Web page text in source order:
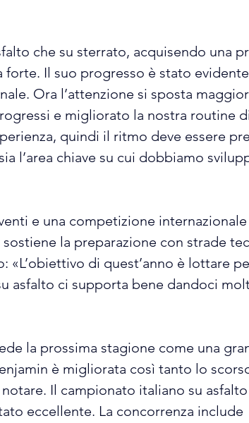
che su sterrato, acquisendo una
Il suo progresso è stato
Ora l’attenzione si sposta
e migliorato la nostra routine
quindi il ritmo deve essere
l’area chiave su cui dobbiamo
e una competizione
la preparazione con strade
di quest’anno è lottare
asfalto ci supporta bene dandoci
la prossima stagione come una
è migliorata così tanto lo
Il campionato italiano su
eccellente. La concorrenza include